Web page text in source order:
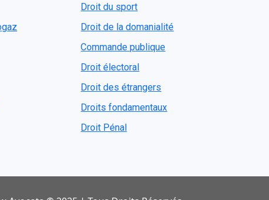
Droit du sport
Droit de la domanialité
Commande publique
Droit électoral
Droit des étrangers
Droits fondamentaux
Droit Pénal